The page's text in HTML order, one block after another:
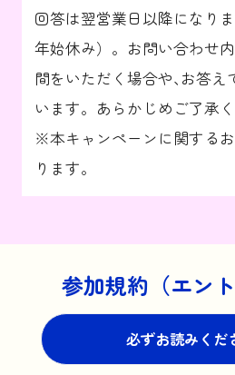
回答は翌営業日以降になり
年始休み）。お問い合わせ
間をいただく場合や､お答え
います。あらかじめご了承く
※本キャンペーンに関する
ります。
参加規約（エント
必ずお読みくだ